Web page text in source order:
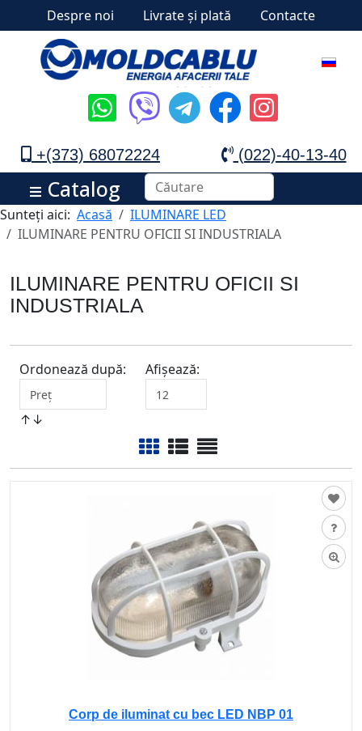
Despre noi Livrate și plată Contacte
+(373) 68072224 (022)-40-13-40
Catalog
Sunteți aici: Acasă
ILUMINARE LED
ILUMINARE PENTRU OFICII SI INDUSTRIALA
ILUMINARE PENTRU OFICII SI
INDUSTRIALA
Ordonează după:
↑↓
Afișează:
Corp de iluminat cu bec LED NBP 01